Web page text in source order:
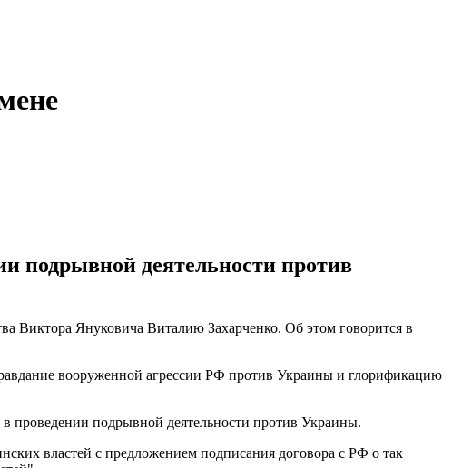
подрывной деятельности против
Виктора Януковича Виталию Захарченко. Об этом говорится в
вооруженной агрессии РФ против Украины и глорификацию
проведении подрывной деятельности против Украины.
властей с предложением подписания договора с РФ о так